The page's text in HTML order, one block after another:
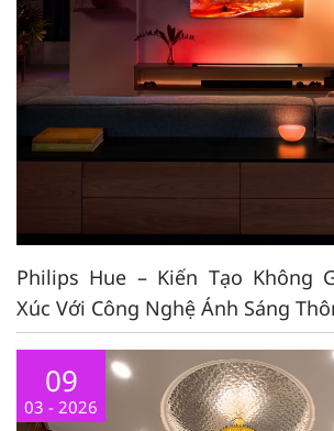
Philips Hue – Kiến Tạo Không
Xúc Với Công Nghệ Ánh Sáng
09
03 - 2026